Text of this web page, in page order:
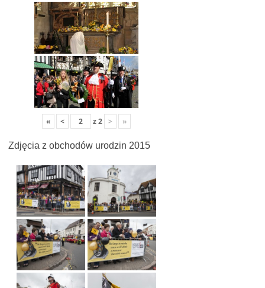
« < z2 > »
Zdjęcia z obchodów urodzin 2015